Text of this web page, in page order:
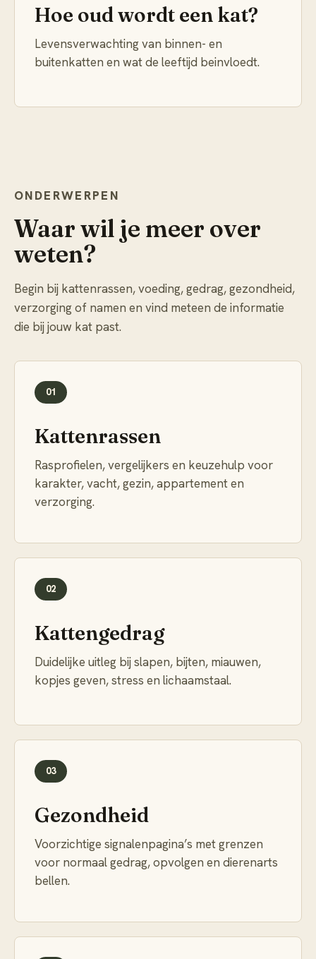
Hoe oud wordt een kat?
Levensverwachting van binnen- en
buitenkatten en wat de leeftijd beinvloedt.
ONDERWERPEN
Waar wil je meer over
weten?
Begin bij kattenrassen, voeding, gedrag, gezondheid,
verzorging of namen en vind meteen de informatie
die bij jouw kat past.
01
Kattenrassen
Rasprofielen, vergelijkers en keuzehulp voor
karakter, vacht, gezin, appartement en
verzorging.
02
Kattengedrag
Duidelijke uitleg bij slapen, bijten, miauwen,
kopjes geven, stress en lichaamstaal.
03
Gezondheid
Voorzichtige signalenpagina’s met grenzen
voor normaal gedrag, opvolgen en dierenarts
bellen.